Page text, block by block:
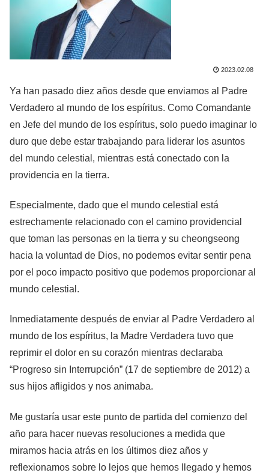
2023.02.08
Ya han pasado diez años desde que enviamos al Padre
Verdadero al mundo de los espíritus. Como Comandante
en Jefe del mundo de los espíritus, solo puedo imaginar lo
duro que debe estar trabajando para liderar los asuntos
del mundo celestial, mientras está conectado con la
providencia en la tierra.
Especialmente, dado que el mundo celestial está
estrechamente relacionado con el camino providencial
que toman las personas en la tierra y su cheongseong
hacia la voluntad de Dios, no podemos evitar sentir pena
por el poco impacto positivo que podemos proporcionar al
mundo celestial.
Inmediatamente después de enviar al Padre Verdadero al
mundo de los espíritus, la Madre Verdadera tuvo que
reprimir el dolor en su corazón mientras declaraba
“Progreso sin Interrupción” (17 de septiembre de 2012) a
sus hijos afligidos y nos animaba.
Me gustaría usar este punto de partida del comienzo del
año para hacer nuevas resoluciones a medida que
miramos hacia atrás en los últimos diez años y
reflexionamos sobre lo lejos que hemos llegado y hemos